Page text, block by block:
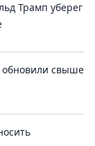
Трамп уберег
обновили свыше